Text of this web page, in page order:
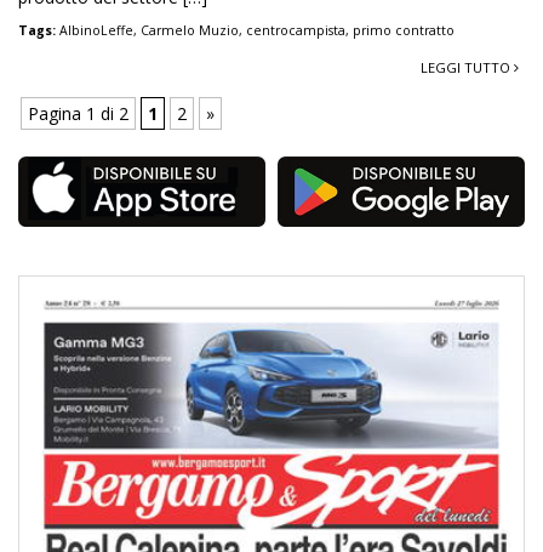
Tags: AlbinoLeffe, Carmelo Muzio, centrocampista, primo contratto
LEGGI TUTTO
Pagina 1 di 2 1 2 »